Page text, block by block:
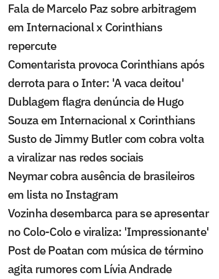
Fala de Marcelo Paz sobre arbitragem
em Internacional x Corinthians
repercute
Comentarista provoca Corinthians após
derrota para o Inter: 'A vaca deitou'
Dublagem flagra denúncia de Hugo
Souza em Internacional x Corinthians
Susto de Jimmy Butler com cobra volta
a viralizar nas redes sociais
Neymar cobra ausência de brasileiros
em lista no Instagram
Vozinha desembarca para se apresentar
no Colo-Colo e viraliza: 'Impressionante'
Post de Poatan com música de término
agita rumores com Lívia Andrade